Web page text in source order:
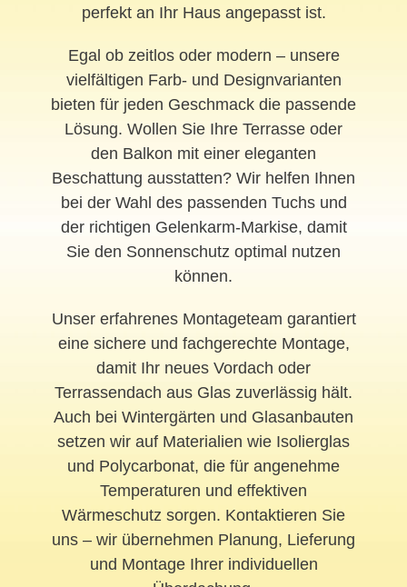
perfekt an Ihr Haus angepasst ist.
Egal ob zeitlos oder modern – unsere
vielfältigen Farb- und Designvarianten
bieten für jeden Geschmack die passende
Lösung. Wollen Sie Ihre Terrasse oder
den Balkon mit einer eleganten
Beschattung ausstatten? Wir helfen Ihnen
bei der Wahl des passenden Tuchs und
der richtigen Gelenkarm-Markise, damit
Sie den Sonnenschutz optimal nutzen
können.
Unser erfahrenes Montageteam garantiert
eine sichere und fachgerechte Montage,
damit Ihr neues Vordach oder
Terrassendach aus Glas zuverlässig hält.
Auch bei Wintergärten und Glasanbauten
setzen wir auf Materialien wie Isolierglas
und Polycarbonat, die für angenehme
Temperaturen und effektiven
Wärmeschutz sorgen. Kontaktieren Sie
uns – wir übernehmen Planung, Lieferung
und Montage Ihrer individuellen